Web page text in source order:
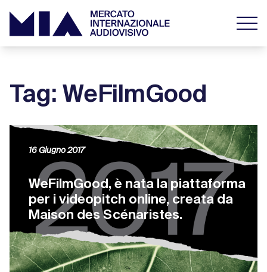
Tag: WeFilmGood
WeFilmGood, è nata la piattaforma
per i videopitch online, creata da
Maison des Scénaristes.
16 Giugno 2017